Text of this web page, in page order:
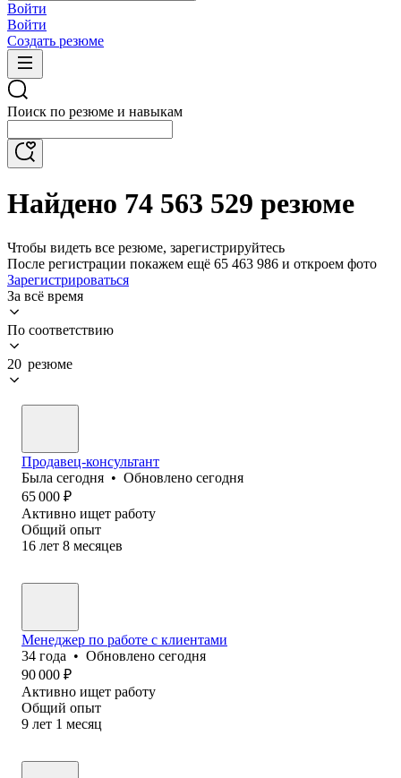
Войти
Войти
Создать резюме
Поиск по резюме и навыкам
Найдено 74 563 529 резюме
Чтобы видеть все резюме, зарегистрируйтесь
После регистрации покажем ещё 65 463 986 и откроем фото
Зарегистрироваться
За всё время
По соответствию
20 резюме
Продавец-консультант
Была сегодня • Обновлено сегодня
65 000 ₽
Активно ищет работу
Общий опыт
16 лет 8 месяцев
Менеджер по работе с клиентами
34 года • Обновлено сегодня
90 000 ₽
Активно ищет работу
Общий опыт
9 лет 1 месяц